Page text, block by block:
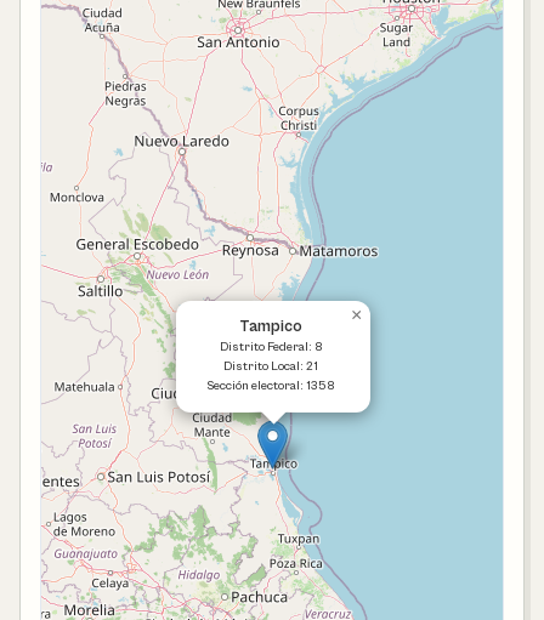
Tampico
Distrito Federal: 8
Distrito Local: 21
Sección electoral: 1358
×